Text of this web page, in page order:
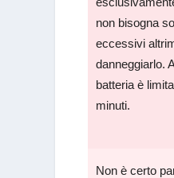
non bisogna
eccessivi
danneggiarlo.
batteria è
minuti.
Non è certo